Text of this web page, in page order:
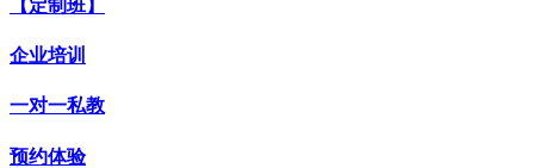
【定制班】
企业培训
一对一私教
预约体验